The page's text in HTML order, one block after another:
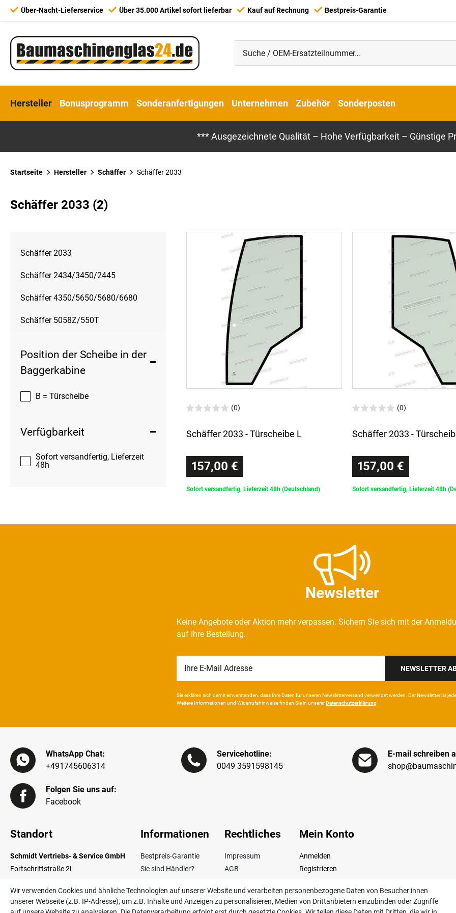
Über-Nacht-Lieferservice Über 35.000 Artikel sofort lieferbar Kauf auf Rechnung Bestpreis-Garantie
Hersteller Bonusprogramm Sonderanfertigungen Unternehmen Zubehör Sonderposten
*** Ausgezeichnete Qualität – Hohe Verfügbarkeit – Günstige
Startseite Hersteller Schäffer Schäffer 2033
Schäffer 2033 (2)
Schäffer 2033
Schäffer 2434/3450/2445
Schäffer 4350/5650/5680/6680
Schäffer 5058Z/550T
Position der Scheibe in der
Baggerkabine
B = Türscheibe
Verfügbarkeit
Sofort versandfertig, Lieferzeit
48h
(0)
Schäffer 2033 - Türscheibe L
157,00 €
Sofort versandfertig, Lieferzeit 48h (Deutschland)
(0)
Schäffer 2033 -
157,00 €
Sofort versandfertig, Lieferzeit 48h
Newsletter
Keine Angebote oder Aktion mehr verpassen. Sichern Sie sich mit der
auf Ihre Bestellung.
Honig
NEWSLETTER
Sie erklären sich damit ein­ver­standen, dass Ihre Da­ten für unseren News­letter­versand ver­wen­det werden. Der News­letter ist
Weitere Infor­mationen und Wider­rufshin­weise finden Sie in unsererDaten­schutz­erklärung
WhatsApp Chat:
+491745606314
Servicehotline:
0049 3591598145
E-mail schreiben
Folgen Sie uns auf:
Facebook
Standort
Schmidt Vertriebs- & Service GmbH
Fortschrittstraße 2i
Germany
Informationen
Bestpreis-Garantie
Sie sind Händler?
Lieferinformationen
Rechtliches
Impressum
AGB
Datenschutz
Vertrag widerrufen
Mein Konto
Anmelden
Registrieren
Wir verwenden Cookies und ähnliche Technologien auf unserer Website und verarbeiten personenbezogene Daten von Besucher:innen
unserer Webseite (z.B. IP-Adresse), um z.B. Inhalte und Anzeigen zu personalisieren, Medien von Drittanbietern einzubinden oder Zugriffe